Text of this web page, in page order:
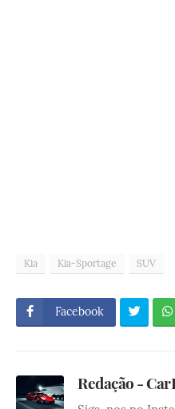
Kia Kia-Sportage SUV
Facebook
Redação -